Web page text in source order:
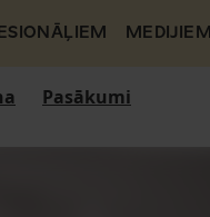
MEDIJIEM
Pasākumi